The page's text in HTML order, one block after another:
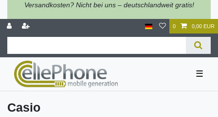
Versandkosten? Nicht bei uns – deutschlandweit gratis!
0 0,00 EUR
☰
Casio